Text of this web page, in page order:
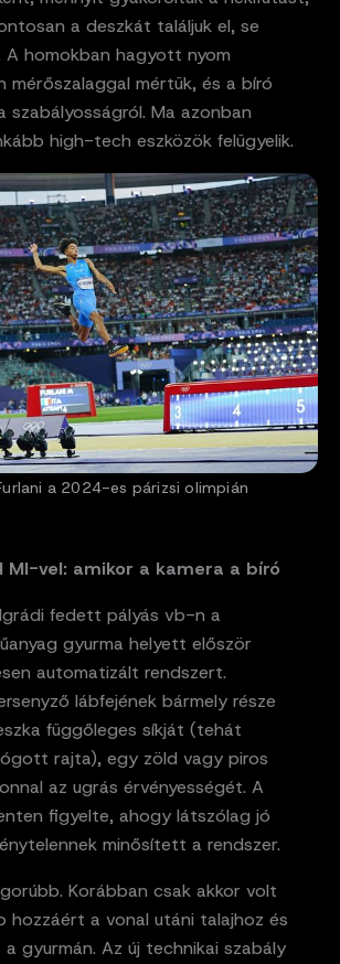
a deszkát találjuk el, se
homokban hagyott nyom
mérőszalaggal mértük, és a bíró
Ma azonban
high-tech eszközök felügyelik.
a 2024-es párizsi olimpián
MI-vel: amikor a kamera a bíró
fedett pályás vb-n a
gyurma helyett először
automatizált rendszert.
lábfejének bármely része
függőleges síkját (tehát
rajta), egy zöld vagy piros
az ugrás érvényességét. A
figyelte, ahogy látszólag jó
minősített a rendszer.
Korábban csak akkor volt
hozzáért a vonal utáni talajhoz és
gyurmán. Az új technikai szabály